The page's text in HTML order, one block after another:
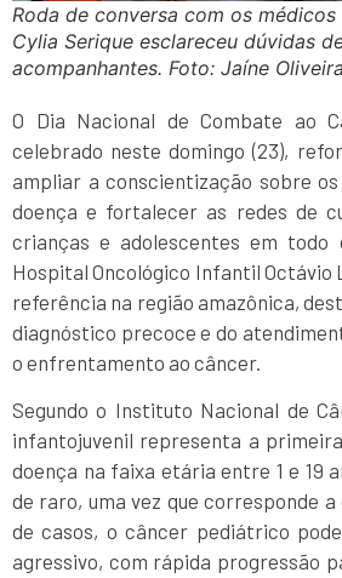
Roda de conversa com os
Cylia Serique esclareceu dúvidas
acompanhantes. Foto: Jaíne
O Dia Nacional de Combate ao
celebrado neste domingo (23),
ampliar a conscientização sobre
doença e fortalecer as redes de
crianças e adolescentes em todo
Hospital Oncológico Infantil Octávio
referência na região amazônica,
diagnóstico precoce e do
o enfrentamento ao câncer.
Segundo o Instituto Nacional de
infantojuvenil representa a
doença na faixa etária entre 1 e 19
de raro, uma vez que corresponde
de casos, o câncer pediátrico
agressivo, com rápida progressão